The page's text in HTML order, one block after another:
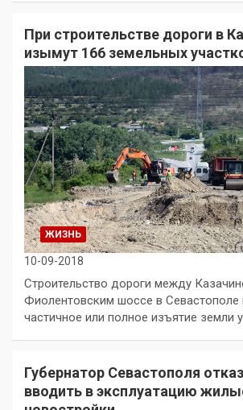
При строительстве дороги в
изымут 166 земельных
ЖИЗНЬ
10-09-2018
Строительство дороги между
Фиолентовским шоссе в Севастополе
частичное или полное изъятие земли
Губернатор Севастополя
вводить в эксплуатацию